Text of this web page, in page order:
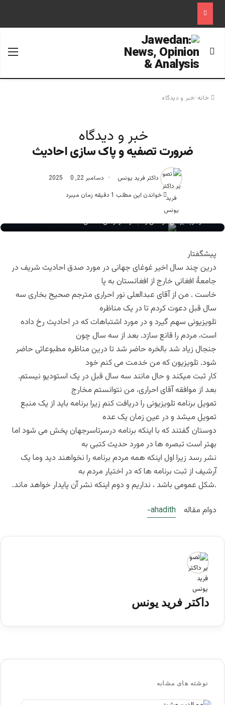
جستجو برای
خانه/خبر و دیدگاه
خبر و دیدگاه
ضرورت تصفیه و پاک سازی احادیث
داکتر فرید یونس دسامبر 22, 2025
0
خواندن این مطلب 1 دقیقه زمان میبرد
دکتر فرید یونس موسس و مبتکر دموکراسی اسلامی
پیشگفتار
درین چند سال اخیر غوغای جهانی در مورد صدق احادیث شریف در
جامعۀ افغانی خارج از افغانستان به پا
خاست . من از آقای عبدالعلی نور احراری مترجم صحیح بخاری سه
سال قبل دعوت کردم تا در یک مناظره
تلویزیونی سهم گیرد و در مورد اشتباهات که در احادیث رخ داده
است، مردم را قانع سازد. بعد از سه سال چون
جنجال زیاد شد بالخره حاضر شد تا درین مناظره مطبوعاتی حاضر
شود. تلویزیون که من خدمت می کنم خود
کار ثبت میکند و حال مانند سه سال قبل در یک استودیو نیستم.
بعد از موافقه آقای احراری، من نتوانستم مخارج
تمویل برنامه تلویزیونی را دریافت کنم زیرا برنامه باید از یک منبع
تمویل میشد و در عین زمان یک عده
دوستان گفتند که با اینکه برنامه درسرتاسرجهان پخش می شود اما
بهتر است تبصره ها در مورد حدیث کتبی به
نشر رسد زیرا اول اینکه همه مردم برنامه را نخواهند دید وما یک
آرشیف از ثبت برنامه ها که در اختیار مردم به
.شکل عمومی باشد ، نداریم و دوم اینکه نشر آن پایدار خواهد ماند.
دوام مقاله
ahadith-
داکتر فرید یونس
نوشته های مشابه